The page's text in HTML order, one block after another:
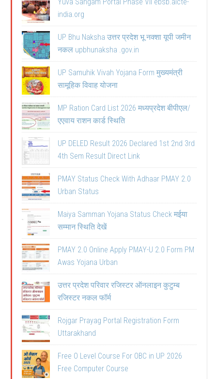
india.org
UP Bhu Naksha उत्तर प्रदेश भू नक्शा यूपी जमीन
नकल upbhunaksha .gov.in
UP Samuhik Vivah Yojana Form मुख्यमंत्री
सामूहिक विवाह योजना
MP Ration Card List 2026 मध्यप्रदेश बीपीएल/
एएवाय राशन कार्ड स्थिति
UP DELED Result 2026 Declared 1st 2nd 3rd
4th Sem Result Direct Link
PMAY Status Check With Adhaar PMAY 2.0
Urban Status
Maiya Samman Yojana Status Check मईया
सम्मान स्थिति देखें
PMAY 2.0 Online Apply PMAY-U 2.0 Form PM
Awas Yojana Urban
उत्तर प्रदेश परिवार रजिस्टर ऑनलाइन कुटुम्ब
रजिस्टर नकल फॉर्म
Rojgar Prayag Portal Registration Form
Uttarakhand
Free O Level Course For OBC in UP 2026
Free Computer Course